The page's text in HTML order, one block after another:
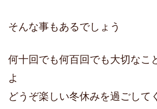
そんな事もあるでしょう
何十回でも何百回でも大切なこ
よ
どうぞ楽しい冬休みを過ごして